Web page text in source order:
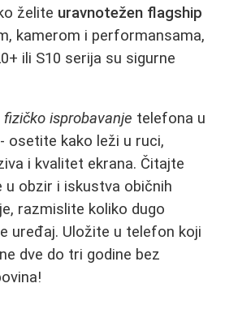
želite uravnotežen flagship
kamerom i performansama,
ili S10 serija su sigurne
fizičko isprobavanje telefona u
osetite kako leži u ruci,
i kvalitet ekrana. Čitajte
u obzir i iskustva običnih
razmislite koliko dugo
uređaj. Uložite u telefon koji
dve do tri godine bez